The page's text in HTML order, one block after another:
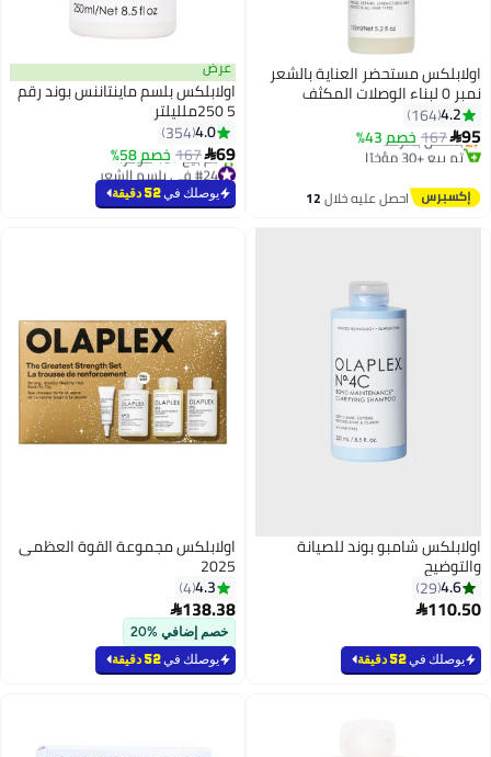
اولابلكس مستحضر العناية بالشعر
نمبر 0 لبناء الوصلات المكثف
155ملليلتر4.2
164
95
167 خصم 43%
#18 في معالجات ليف إن
توصيل مجاني
بتخلّص بسرعة
تم بيع +30 مؤخرًا
#18 في معالجات ليف إن
احصل عليه خلال12
عرض
اولابلكس بلسم ماينتاننس بوند رقم
5 250ملليلتر
4.0
354
69
167 خصم 58%
#24 في بلسم الشعر
أقل سعر في 30 يوم
تم بيع +10 مؤخرًا
يوصلك في52 دقيقة
اولابلكس شامبو بوند للصيانة
والتوضيح
4.6
29
110.50
يوصلك في52 دقيقة
اولابلكس مجموعة القوة العظمى
2025
4.3
4
138.38
خصم إضافي %20
يوصلك في52 دقيقة